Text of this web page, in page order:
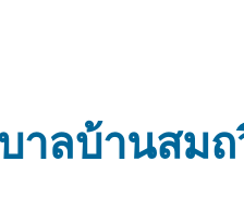
าลบ้านสม